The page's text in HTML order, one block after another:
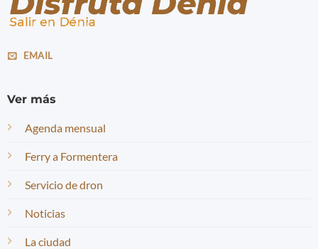
EMAIL
Ver más
Agenda mensual
Ferry a Formentera
Servicio de dron
Noticias
La ciudad